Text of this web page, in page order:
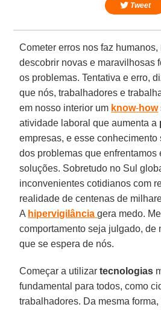
Tweet
Cometer erros nos faz
descobrir novas e maravilhosas
os problemas. Tentativa e erro,
que nós, trabalhadores e
em nosso interior um know-how
atividade laboral que aumenta a
empresas, e esse conhecimento
dos problemas que enfrentamos
soluções. Sobretudo no Sul
inconvenientes cotidianos com
realidade de centenas de
A hipervigilância gera medo.
comportamento seja julgado, de
que se espera de nós.
Começar a utilizartecnologias
fundamental para todos, como
trabalhadores. Da mesma